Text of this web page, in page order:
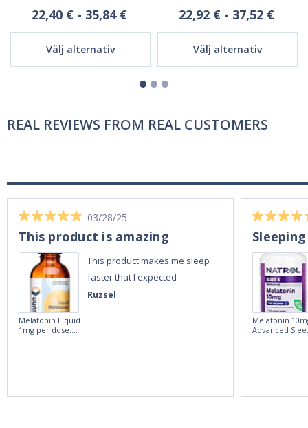
22,40 € - 35,84 €
Välj alternativ
22,92 € - 37,52 €
Välj alternativ
REAL REVIEWS FROM REAL CUSTOMERS
Ruzsel
03/28/25
This product is amazing
This product makes me sleep
faster that I expected
Melatonin Liquid
1mg per dose.
Melatonin
Advanced